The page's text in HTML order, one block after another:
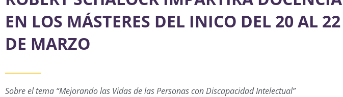
EN LOS MÁSTERES DEL INICO DEL 20 AL 22
DE MARZO
Sobre el tema “Mejorando las Vidas de las Personas con Discapacidad Intelectual”